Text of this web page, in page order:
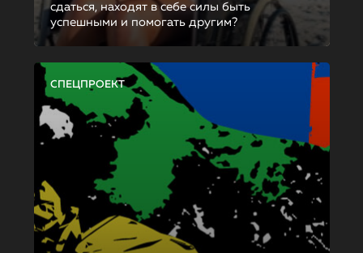
сдаться, находят в себе силы быть
успешными и помогать другим?
СПЕЦПРОЕКТ